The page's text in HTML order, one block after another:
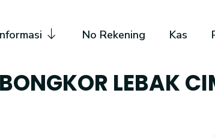
No Rekening Kas
LEBAK